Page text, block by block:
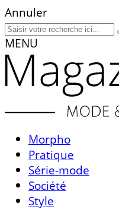
Annuler
MENU
Morpho
Pratique
Série-mode
Société
Style